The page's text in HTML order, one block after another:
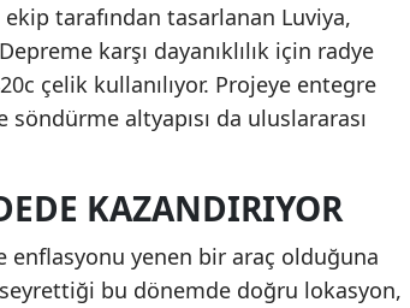
tarafından tasarlanan Luviya,
karşı dayanıklılık için radye
çelik kullanılıyor. Projeye entegre
altyapısı da uluslararası
KAZANDIRIYOR
enflasyonu yenen bir araç olduğuna
bu dönemde doğru lokasyon,